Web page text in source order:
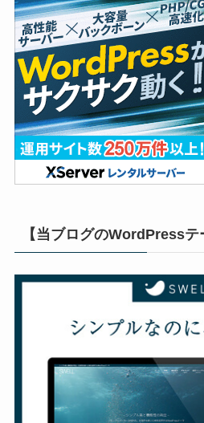
【当ブログのWordPressテ